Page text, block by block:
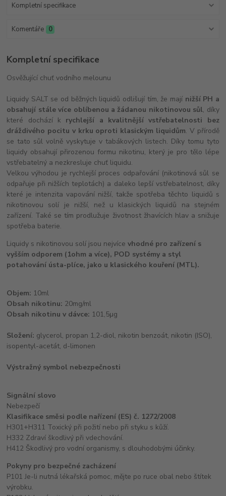
Kompletní specifikace
Komentáře 0
Kompletní specifikace
Osvěžující chuť vodního melounu
Liquidy SALT se od běžných liquidů odlišují tím, že mají nižší PH a
obsahují stále více oblíbenou a žádanou nikotinovou sůl, díky
které dochází k rychlejší a kvalitnější vstřebatelnosti bez
dráždivého pocitu v krku oproti klasickým liquidům. V přírodě
se tato sůl volně vyskytuje v tabákových listech. Díky tomu tyto
liquidy obsahují přirozenou formu nikotinu, který je pro tělo lépe
vstřebatelný a nezkresluje chuť liquidu.
Velkou výhodou je rychlejší proces odpařování (nikotinová sůl se
odpařuje při nižších teplotách) a daleko lepší vstřebatelnost, díky
které je intenzita vapování nižší, takže spotřeba těchto liquidů s
nikotinovou solí je nižší, než u klasických liquidů na stejném
zařízení. Také se tím prodlužuje životnost žhavících hlav a snižuje
spotřeba baterie.
Liquidy s nikotinovou solí jsou nejvícevhodné pro zařízení s
vyšším odporem (1ohm a více), POD systémy a styl
potahování ústa-plíce, jako u klasického kouření (MTL).
Objem: 10ml
Obsah nikotinu: 20mg/ml
Obsah nikotinu v dávce: 101,5μg
Složení: glycerol, propan 1,2-diol, nikotin benzoát, nikotin (ISO),
isopentyl-acetát, d-limonen
Výstražný symbol nebezpečnosti
Signální slovo
Nebezpečí
Klasifikace směsi podle nařízení (ES) č. 1272/2008
H301+H311 Toxický při požití nebo při styku s kůží.
H332 Zdraví škodlivý při vdechování.
H412 Škodlivý pro vodní organismy, s dlouhodobými účinky.
Pokyny pro bezpečné zacházení
P101 Je-li nutná lékařská pomoc, mějte po ruce obal nebo štítek
výrobku.